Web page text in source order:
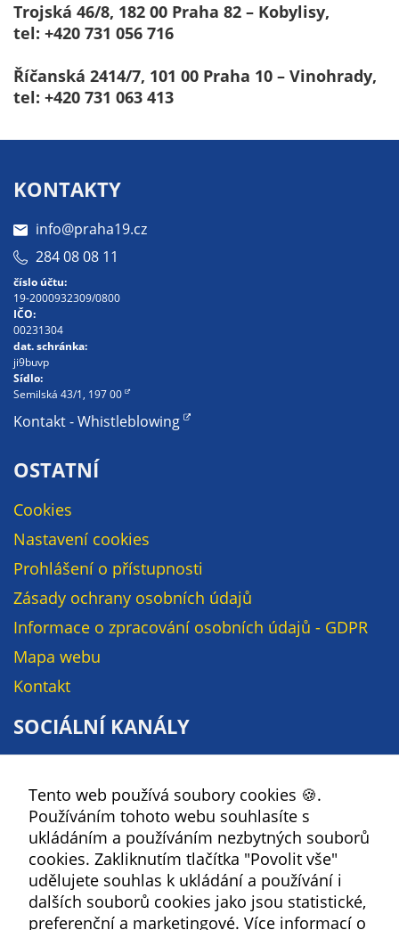
Trojská 46/8, 182 00 Praha 82 – Kobylisy,
tel: +420 731 056 716
Říčanská 2414/7, 101 00 Praha 10 – Vinohrady,
tel: +420 731 063 413
KONTAKTY
info@praha19.cz
284 08 08 11
číslo účtu:
19-2000932309/0800
IČO:
00231304
dat. schránka:
ji9buvp
Sídlo:
Semilská 43/1, 197 00
Kontakt - Whistleblowing
OSTATNÍ
Cookies
Nastavení cookies
Prohlášení o přístupnosti
Zásady ochrany osobních údajů
Informace o zpracování osobních údajů - GDPR
Mapa webu
Kontakt
SOCIÁLNÍ KANÁLY
YouTube
Instagram
RSS
Kbely
Tento web používá soubory cookies 🍪.
Používáním tohoto webu souhlasíte s
ukládáním a používáním nezbytných souborů
cookies. Zakliknutím tlačítka "Povolit vše"
udělujete souhlas k ukládání a používání i
dalších souborů cookies jako jsou statistické,
preferenční a marketingové. Více informací o